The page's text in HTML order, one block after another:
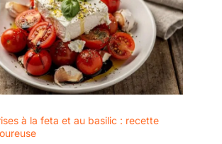
Couvert A Salade Peut
Être Utilisé Pour
Mélanger Et Servir De La
Salade Ou D'autres
Aliments. Vous Pouvez
Utiliser Une Cuillère À
Puis Utiliser Une
les salades, les soupes
et autres plats. Idéal pour
les buffets, les fêtes et
les repas de famille.
Nettoyage facile : grâce à
leur surface lisse, les
ustensiles sont
d'entretien et peuvent
à la feta et au basilic : recette